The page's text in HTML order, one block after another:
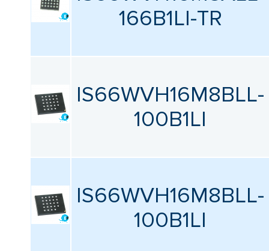
166B1LI-TR
IS66WVH16M8BLL-
100B1LI
IS66WVH16M8BLL-
100B1LI